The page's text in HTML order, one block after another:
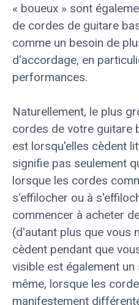
« boueux » sont
de cordes de guitare
comme un besoin de
d'accordage, en
performances.
Naturellement, le plus
cordes de votre guitare
est lorsqu'elles cèdent
signifie pas seulement
lorsque les cordes
s'effilocher ou à
commencer à acheter
(d'autant plus que vous
cèdent pendant que
visible est également
même, lorsque les
manifestement